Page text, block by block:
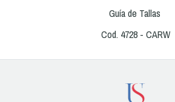
Guía de Tallas
Cod. 4728 - CARW